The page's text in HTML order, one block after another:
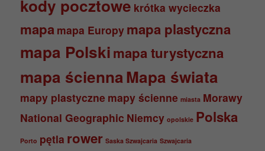
kody pocztowe krótka wycieczka
mapa mapa Europy mapa plastyczna
mapa Polskimapa turystyczna
mapa ściennaMapa świata
mapy plastyczne mapy ścienne miasta Morawy
National Geographic Niemcy opolskie Polska
Porto pętla rower Saska Szwajcaria Szwajcaria